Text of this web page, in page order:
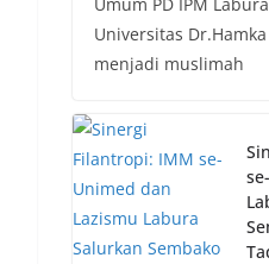
Umum PD IPM
Universitas
menjadi muslimah